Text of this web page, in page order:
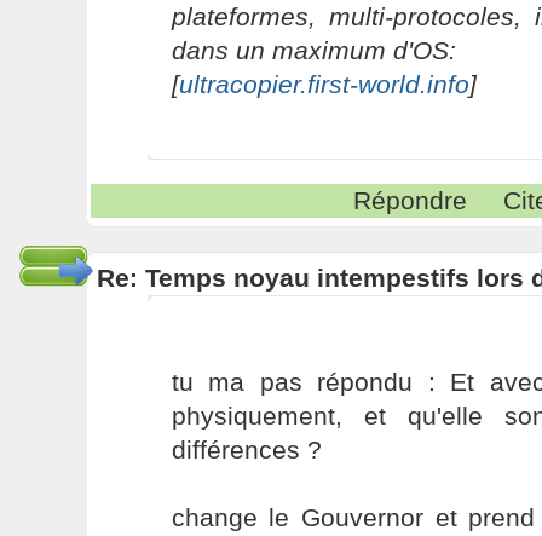
plateformes, multi-protocoles,
dans un maximum d'OS:
[ultracopier.first-world.info]
Répondre
Re: Temps noyau intempestifs lors
tu ma pas répondu : Et
physiquement, et qu'elle
différences ?
change le Gouvernor et